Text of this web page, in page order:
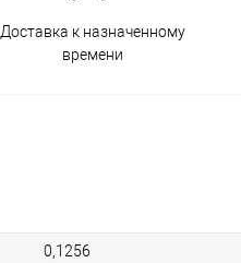
Доставка к назначенному
времени
0,1256